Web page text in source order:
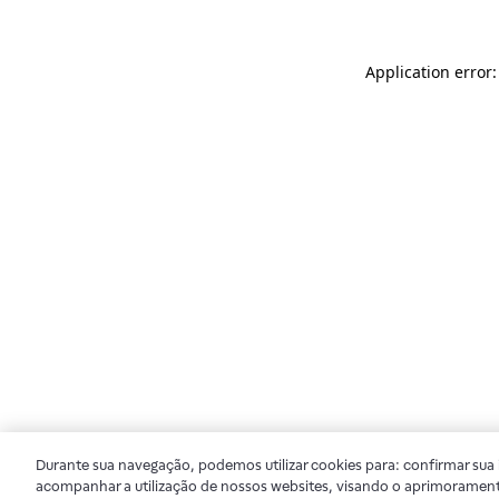
Application
Durante sua navegação, podemos utilizar cookies para: confirmar
acompanhar a utilização de nossos websites, visando o